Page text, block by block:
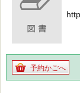
予約かごへ